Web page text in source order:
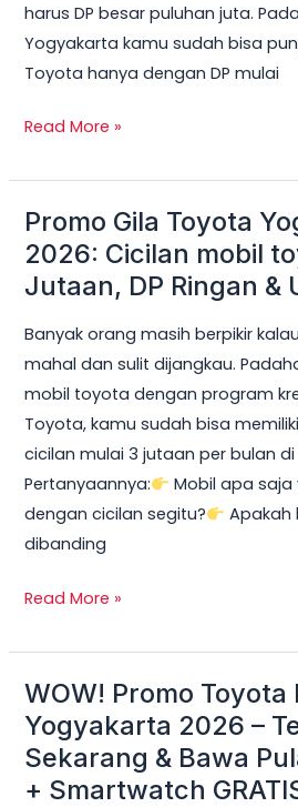
harus DP besar puluhan juta.
Yogyakarta kamu sudah bisa
Toyota hanya dengan DP mulai
Jogja?
Ini
Daftar
+
2026!
Read More »
Promo Gila Toyota
2026: Cicilan mobil
Jutaan, DP Ringan &
Banyak orang masih berpikir
mahal dan sulit dijangkau.
mobil toyota dengan program
Toyota, kamu sudah bisa
cicilan mulai 3 jutaan per bulan
Pertanyaannya:
Mobil apa
dengan cicilan segitu?
Apakah
dibanding
Promo
Gila
Toyota
2026:
Cicilan
mobil
toyota
Mulai
3
Jutaan,
DP
&
Read More »
WOW! Promo Toyota
Yogyakarta 2026 –
Sekarang & Bawa
+ Smartwatch
WOW!
Promo
Toyota
Hybrid